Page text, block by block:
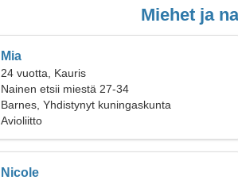
Miehet ja
Mia
24 vuotta, Kauris
Nainen etsii miestä 27-34
Barnes, Yhdistynyt kuningaskunta
Avioliitto
Nicole